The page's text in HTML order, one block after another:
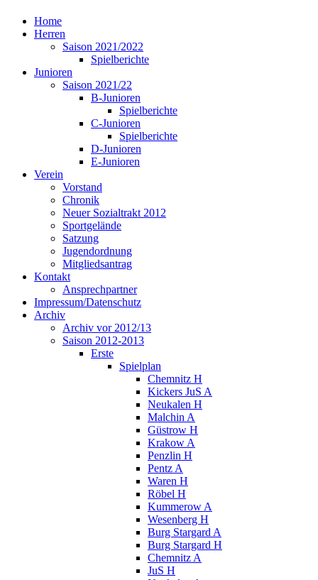
Home
Herren
Saison 2021/2022
Spielberichte
Junioren
Saison 2021/22
B-Junioren
Spielberichte
C-Junioren
Spielberichte
D-Junioren
E-Junioren
Verein
Vorstand
Chronik
Neuer Sozialtrakt 2012
Sportgelände
Satzung
Jugendordnung
Mitgliedsantrag
Kontakt
Ansprechpartner
Impressum/Datenschutz
Archiv
Archiv vor 2012/13
Saison 2012-2013
Erste
Spielplan
Chemnitz H
Kickers JuS A
Neukalen H
Malchin A
Güstrow H
Krakow A
Penzlin H
Pentz A
Waren H
Röbel H
Kummerow A
Wesenberg H
Burg Stargard A
Burg Stargard H
Chemnitz A
JuS H